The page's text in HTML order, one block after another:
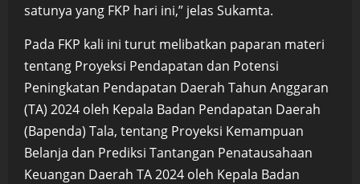
satunya yang FKP hari ini,” jelas Sukamta.
Pada FKP kali ini turut melibatkan paparan materi
tentang Proyeksi Pendapatan dan Potensi
Peningkatan Pendapatan Daerah Tahun Anggaran
(TA) 2024 oleh Kepala Badan Pendapatan Daerah
(Bapenda) Tala, tentang Proyeksi Kemampuan
Belanja dan Prediksi Tantangan Penatausahaan
Keuangan Daerah TA 2024 oleh Kepala Badan